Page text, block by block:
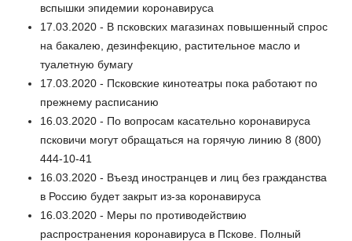
вспышки эпидемии коронавируса
17.03.2020 - В псковских магазинах повышенный спрос
на бакалею, дезинфекцию, растительное масло и
туалетную бумагу
17.03.2020 - Псковские кинотеатры пока работают по
прежнему расписанию
16.03.2020 - По вопросам касательно коронавируса
псковичи могут обращаться на горячую линию 8 (800)
444-10-41
16.03.2020 - Въезд иностранцев и лиц без гражданства
в Россию будет закрыт из-за коронавируса
16.03.2020 - Меры по противодействию
распространения коронавируса в Пскове. Полный